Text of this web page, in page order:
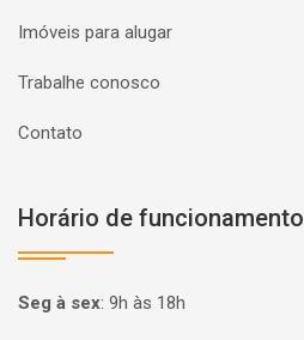
Imóveis para alugar
Trabalhe conosco
Contato
Horário de funcionamento
Seg à sex: 9h às 18h